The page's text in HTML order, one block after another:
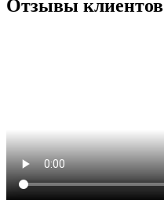
Отзывы клиентов